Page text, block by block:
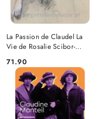
La Passion de Claudel La
Vie de Rosalie Scibor-
Cena:
71.90
DO KOSZYKA